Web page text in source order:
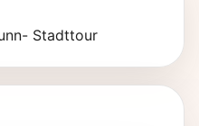
Stadttour